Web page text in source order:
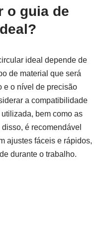
o guia de
ideal depende de
de material que será
e o nível de precisão
a compatibilidade
bem como as
é recomendável
ajustes fáceis e rápidos,
durante o trabalho.